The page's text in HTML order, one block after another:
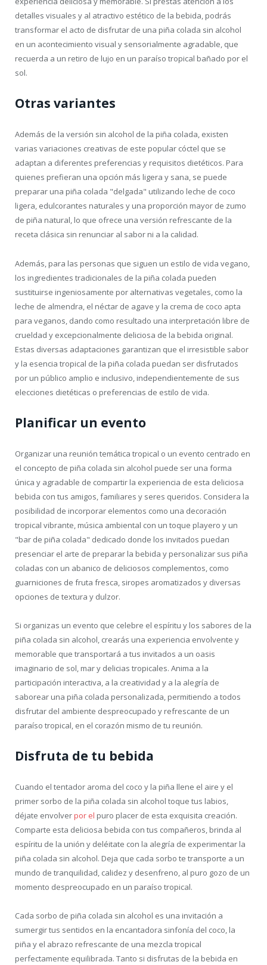
detalles visuales y al atractivo estético de la bebida, podrás
transformar el acto de disfrutar de una piña colada sin alcohol
en un acontecimiento visual y sensorialmente agradable, que
recuerda a un retiro de lujo en un paraíso tropical bañado por el
sol.
Otras variantes
Además de la versión sin alcohol de la piña colada, existen
varias variaciones creativas de este popular cóctel que se
adaptan a diferentes preferencias y requisitos dietéticos. Para
quienes prefieran una opción más ligera y sana, se puede
preparar una piña colada "delgada" utilizando leche de coco
ligera, edulcorantes naturales y una proporción mayor de zumo
de piña natural, lo que ofrece una versión refrescante de la
receta clásica sin renunciar al sabor ni a la calidad.
Además, para las personas que siguen un estilo de vida vegano,
los ingredientes tradicionales de la piña colada pueden
sustituirse ingeniosamente por alternativas vegetales, como la
leche de almendra, el néctar de agave y la crema de coco apta
para veganos, dando como resultado una interpretación libre de
crueldad y excepcionalmente deliciosa de la bebida original.
Estas diversas adaptaciones garantizan que el irresistible sabor
y la esencia tropical de la piña colada puedan ser disfrutados
por un público amplio e inclusivo, independientemente de sus
elecciones dietéticas o preferencias de estilo de vida.
Planificar un evento
Organizar una reunión temática tropical o un evento centrado en
el concepto de piña colada sin alcohol puede ser una forma
única y agradable de compartir la experiencia de esta deliciosa
bebida con tus amigos, familiares y seres queridos. Considera la
posibilidad de incorporar elementos como una decoración
tropical vibrante, música ambiental con un toque playero y un
"bar de piña colada" dedicado donde los invitados puedan
presenciar el arte de preparar la bebida y personalizar sus piña
coladas con un abanico de deliciosos complementos, como
guarniciones de fruta fresca, siropes aromatizados y diversas
opciones de textura y dulzor.
Si organizas un evento que celebre el espíritu y los sabores de la
piña colada sin alcohol, crearás una experiencia envolvente y
memorable que transportará a tus invitados a un oasis
imaginario de sol, mar y delicias tropicales. Anima a la
participación interactiva, a la creatividad y a la alegría de
saborear una piña colada personalizada, permitiendo a todos
disfrutar del ambiente despreocupado y refrescante de un
paraíso tropical, en el corazón mismo de tu reunión.
Disfruta de tu bebida
Cuando el tentador aroma del coco y la piña llene el aire y el
primer sorbo de la piña colada sin alcohol toque tus labios,
déjate envolverpor el puro placer de esta exquisita creación.
Comparte esta deliciosa bebida con tus compañeros, brinda al
espíritu de la unión y deléitate con la alegría de experimentar la
piña colada sin alcohol. Deja que cada sorbo te transporte a un
mundo de tranquilidad, calidez y desenfreno, al puro gozo de un
momento despreocupado en un paraíso tropical.
Cada sorbo de piña colada sin alcohol es una invitación a
sumergir tus sentidos en la encantadora sinfonía del coco, la
piña y el abrazo refrescante de una mezcla tropical
perfectamente equilibrada. Tanto si disfrutas de la bebida en